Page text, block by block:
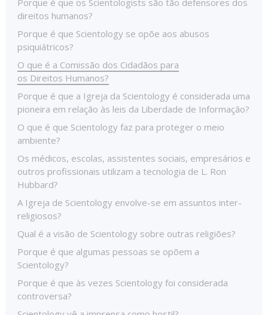
Porque é que os Scientologists são tão defensores dos
direitos humanos?
Porque é que Scientology se opõe aos abusos
psiquiátricos?
O que é a Comissão dos Cidadãos para
os Direitos Humanos?
Porque é que a Igreja da Scientology é considerada uma
pioneira em relação às leis da Liberdade de Informação?
O que é que Scientology faz para proteger o meio
ambiente?
Os médicos, escolas, assistentes sociais, empresários e
outros profissionais utilizam a tecnologia de L. Ron
Hubbard?
A Igreja de Scientology envolve-se em assuntos inter-
religiosos?
Qual é a visão de Scientology sobre outras religiões?
Porque é que algumas pessoas se opõem a
Scientology?
Porque é que às vezes Scientology foi considerada
controversa?